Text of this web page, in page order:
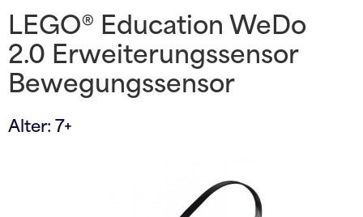
LEGO® Education WeDo
2.0 Erweiterungssensor
Bewegungssensor
Alter: 7+